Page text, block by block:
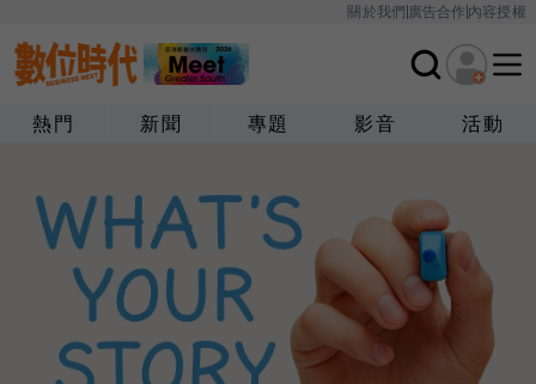
關於我們廣告合作內容授權
熱門 新聞 專題 影音 活動